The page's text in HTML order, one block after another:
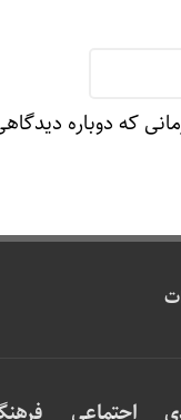
که دوباره